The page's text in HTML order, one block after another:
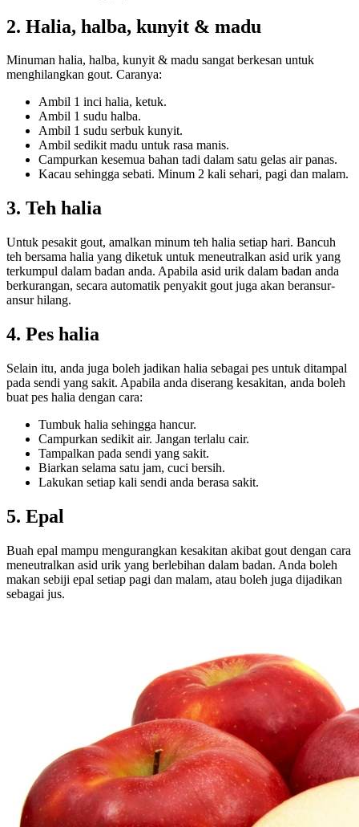
2. Halia, halba, kunyit & madu
Minuman halia, halba, kunyit & madu sangat berkesan untuk
menghilangkan gout. Caranya:
Ambil 1 inci halia, ketuk.
Ambil 1 sudu halba.
Ambil 1 sudu serbuk kunyit.
Ambil sedikit madu untuk rasa manis.
Campurkan kesemua bahan tadi dalam satu gelas air panas.
Kacau sehingga sebati. Minum 2 kali sehari, pagi dan malam.
3. Teh halia
Untuk pesakit gout, amalkan minum teh halia setiap hari. Bancuh
teh bersama halia yang diketuk untuk meneutralkan asid urik yang
terkumpul dalam badan anda. Apabila asid urik dalam badan anda
berkurangan, secara automatik penyakit gout juga akan beransur-
ansur hilang.
4. Pes halia
Selain itu, anda juga boleh jadikan halia sebagai pes untuk ditampal
pada sendi yang sakit. Apabila anda diserang kesakitan, anda boleh
buat pes halia dengan cara:
Tumbuk halia sehingga hancur.
Campurkan sedikit air. Jangan terlalu cair.
Tampalkan pada sendi yang sakit.
Biarkan selama satu jam, cuci bersih.
Lakukan setiap kali sendi anda berasa sakit.
5. Epal
Buah epal mampu mengurangkan kesakitan akibat gout dengan cara
meneutralkan asid urik yang berlebihan dalam badan. Anda boleh
makan sebiji epal setiap pagi dan malam, atau boleh juga dijadikan
sebagai jus.